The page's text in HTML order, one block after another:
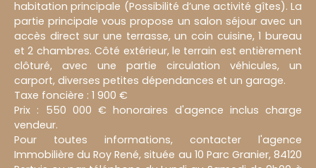
habitation principale (Possibilité d’une activité gîtes). La
partie principale vous propose un salon séjour avec un
accès direct sur une terrasse, un coin cuisine, 1 bureau
et 2 chambres. Côté extérieur, le terrain est entièrement
clôturé, avec une partie circulation véhicules, un
carport, diverses petites dépendances et un garage.
Taxe foncière : 1 900 €
Prix : 550 000 € honoraires d'agence inclus charge
vendeur.
Pour toutes informations, contacter l'agence
Immobilière du Roy René, située au 10 Parc Granier, 84120